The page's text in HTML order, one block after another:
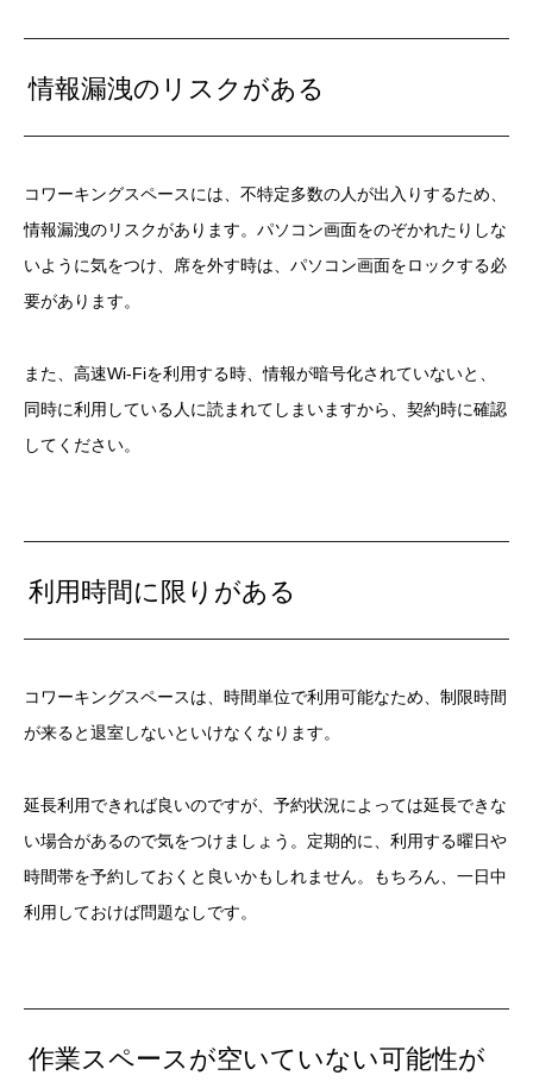
情報漏洩のリスクがある
コワーキングスペースには、不特定多数の人が出入りするため、
情報漏洩のリスクがあります。パソコン画面をのぞかれたりしな
いように気をつけ、席を外す時は、パソコン画面をロックする必
要があります。
また、高速Wi-Fiを利用する時、情報が暗号化されていないと、
同時に利用している人に読まれてしまいますから、契約時に確認
してください。
利用時間に限りがある
コワーキングスペースは、時間単位で利用可能なため、制限時間
が来ると退室しないといけなくなります。
延長利用できれば良いのですが、予約状況によっては延長できな
い場合があるので気をつけましょう。定期的に、利用する曜日や
時間帯を予約しておくと良いかもしれません。もちろん、一日中
利用しておけば問題なしです。
作業スペースが空いていない可能性が